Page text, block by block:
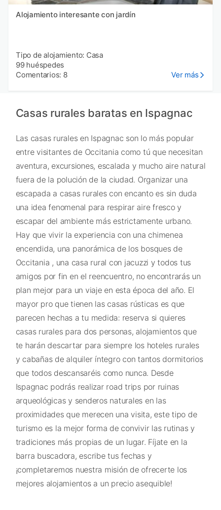
Alojamiento interesante con jardín
Tipo de alojamiento: Casa
99 huéspedes
Comentarios: 8
Ver más
Casas rurales baratas en Ispagnac
Las casas rurales en Ispagnac son lo más popular
entre visitantes de Occitania como tú que necesitan
aventura, excursiones, escalada y mucho aire natural
fuera de la polución de la ciudad. Organizar una
escapada a casas rurales con encanto es sin duda
una idea fenomenal para respirar aire fresco y
escapar del ambiente más estrictamente urbano.
Hay que vivir la experiencia con una chimenea
encendida, una panorámica de los bosques de
Occitania , una casa rural con jacuzzi y todos tus
amigos por fin en el reencuentro, no encontrarás un
plan mejor para un viaje en esta época del año. El
mayor pro que tienen las casas rústicas es que
parecen hechas a tu medida: reserva si quieres
casas rurales para dos personas, alojamientos que
te harán descartar para siempre los hoteles rurales
y cabañas de alquiler íntegro con tantos dormitorios
que todos descansaréis como nunca. Desde
Ispagnac podrás realizar road trips por ruinas
arqueológicas y senderos naturales en las
proximidades que merecen una visita, este tipo de
turismo es la mejor forma de convivir las rutinas y
tradiciones más propias de un lugar. Fíjate en la
barra buscadora, escribe tus fechas y
¡completaremos nuestra misión de ofrecerte los
mejores alojamientos a un precio asequible!